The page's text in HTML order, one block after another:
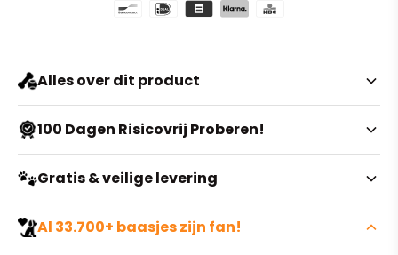
Alles over dit product
Elegant floral cuff dog harness
for small pets
100 Dagen Risicovrij Proberen!
Twijfel je nog over de kleur of maat? Geen enkel
om je bestelling te ruilen of retourneren
wat we vragen is dat het artikel ongebruikt, ongedragen
Gratis & veilige levering
Geen onverwachte kosten bij het afrekenen. Wij bieden
Al 33.700+ baasjes zijn fan!